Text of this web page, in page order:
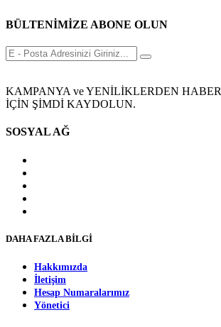
BÜLTENİMİZE ABONE OLUN
KAMPANYA ve YENİLİKLERDEN
İÇİN ŞİMDİ KAYDOLUN.
SOSYAL AĞ
DAHA FAZLA BİLGİ
Hakkımızda
İletişim
Hesap Numaralarımız
Yönetici